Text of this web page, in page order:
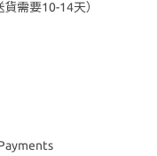
需要10-14天）